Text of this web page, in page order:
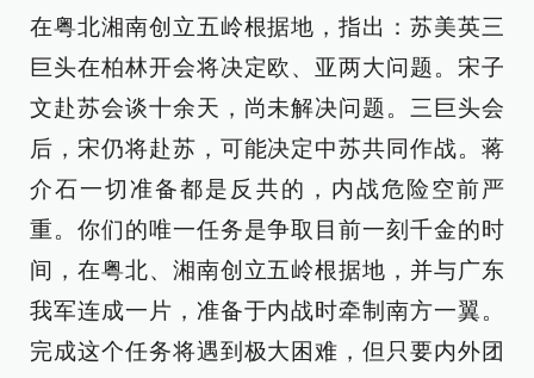
在粤北湘南创立五岭根据地，指出：苏美英三
巨头在柏林开会将决定欧、亚两大问题。宋子
文赴苏会谈十余天，尚未解决问题。三巨头会
后，宋仍将赴苏，可能决定中苏共同作战。蒋
介石一切准备都是反共的，内战危险空前严
重。你们的唯一任务是争取目前一刻千金的时
间，在粤北、湘南创立五岭根据地，并与广东
我军连成一片，准备于内战时牵制南方一翼。
完成这个任务将遇到极大困难，但只要内外团